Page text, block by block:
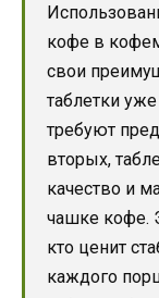
кофе в
свои
таблетки
требуют
вторых,
качество и
чашке кофе.
кто ценит
каждого